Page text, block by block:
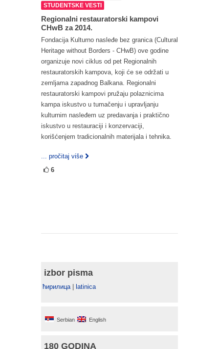
STUDENTSKE VESTI
Regionalni restauratorski kampovi
CHwB za 2014.
Fondacija Kulturno nasleđe bez granica (Cultural
Heritage without Borders - CHwB) ove godine
organizuje novi ciklus od pet Regionalnih
restauratorskih kampova, koji će se održati u
zemljama zapadnog Balkana. Regionalni
restauratorski kampovi pružaju polaznicima
kampa iskustvo u tumačenju i upravljanju
kulturnim nasleđem uz predavanja i praktično
iskustvo u restauraciji i konzervaciji,
korišćenjem tradicionalnih materijala i tehnika.
... pročitaj više
6
izbor pisma
ћирилица| latinica
Serbian English
180 GODINA